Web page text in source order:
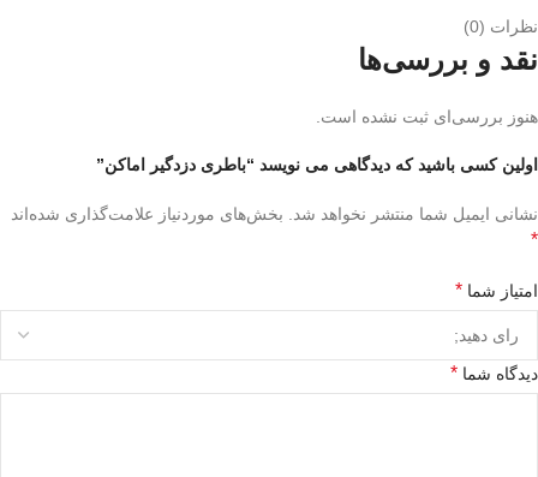
نظرات (0)
نقد و بررسی‌ها
هنوز بررسی‌ای ثبت نشده است.
اولین کسی باشید که دیدگاهی می نویسد “باطری دزدگیر اماکن”
نشانی ایمیل شما منتشر نخواهد شد. بخش‌های موردنیاز علامت‌گذاری شده‌اند
*
امتیاز شما *
دیدگاه شما *